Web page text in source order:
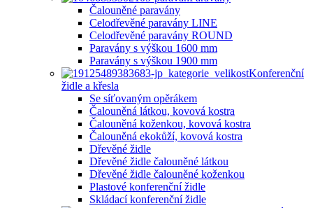
Čalouněné paravány
Celodřevěné paravány LINE
Celodřevěné paravány ROUND
Paravány s výškou 1600 mm
Paravány s výškou 1900 mm
Konferenční
židle a křesla
Se síťovaným opěrákem
Čalouněná látkou, kovová kostra
Čalouněná koženkou, kovová kostra
Čalouněná ekokůží, kovová kostra
Dřevěné židle
Dřevěné židle čalouněné látkou
Dřevěné židle čalouněné koženkou
Plastové konferenční židle
Skládací konferenční židle